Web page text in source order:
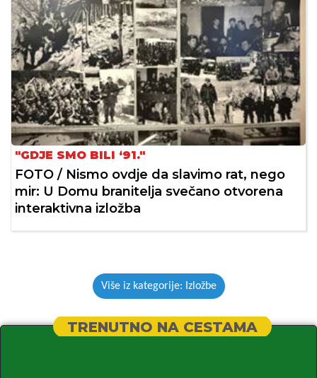
"GDJE SMO BILI ‘91."
FOTO / Nismo ovdje da slavimo rat, nego
mir: U Domu branitelja svečano otvorena
interaktivna izložba
Više iz kategorije: Izložbe
TRENUTNO NA CESTAMA